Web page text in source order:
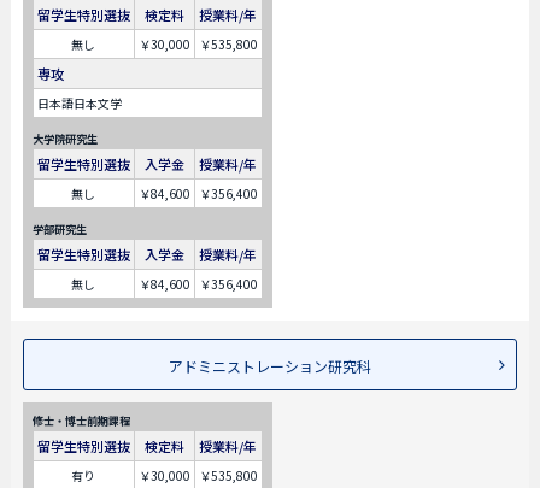
留学生特別選抜 検定料 授業料/年
無し ￥30,000 ￥535,800
専攻
日本語日本文学
大学院研究生
留学生特別選抜 入学金 授業料/年
無し ￥84,600 ￥356,400
学部研究生
留学生特別選抜 入学金 授業料/年
無し ￥84,600 ￥356,400
アドミニストレーション研究科
修士・博士前期課程
留学生特別選抜 検定料 授業料/年
有り ￥30,000 ￥535,800